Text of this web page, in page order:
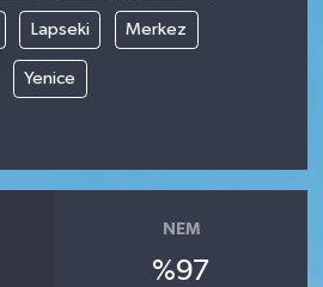
Lapseki Merkez
Yenice
NEM
%97